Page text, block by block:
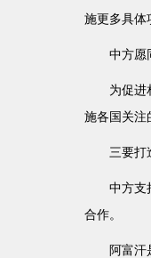
施更多具体
中方愿
为促进
施各国关注
三要打
中方支
合作。
阿富汗